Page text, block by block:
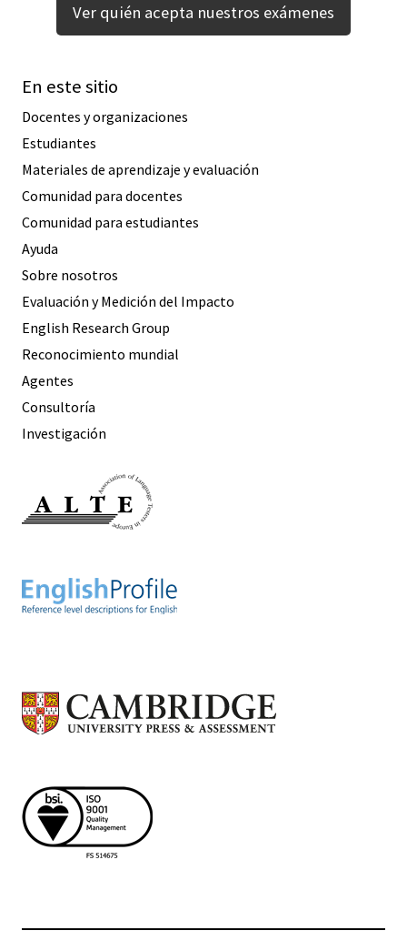
Ver quién acepta nuestros exámenes
En este sitio
Docentes y organizaciones
Estudiantes
Materiales de aprendizaje y evaluación
Comunidad para docentes
Comunidad para estudiantes
Ayuda
Sobre nosotros
Evaluación y Medición del Impacto
English Research Group
Reconocimiento mundial
Agentes
Consultoría
Investigación